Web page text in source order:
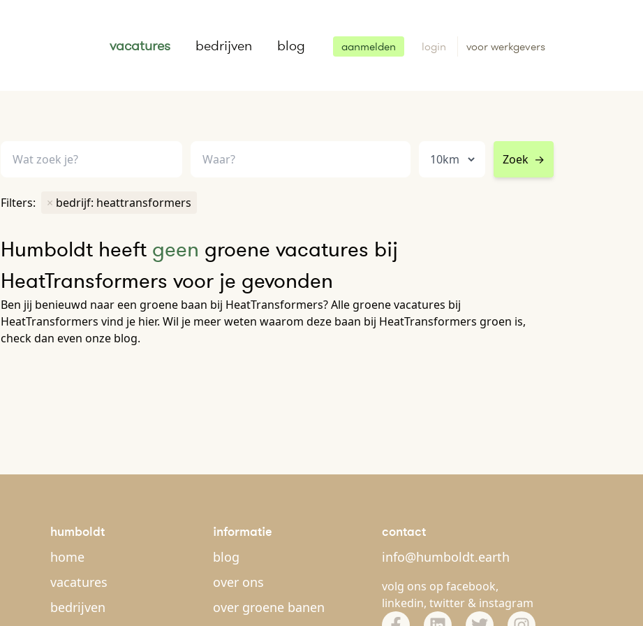
vacatures bedrijven blog aanmelden login voor werkgevers
Zoek →
Filters: × bedrijf: heattransformers
Humboldt heeft geen groene vacatures bij
HeatTransformers voor je gevonden
Ben jij benieuwd naar een groene baan bij HeatTransformers? Alle groene vacatures bij
HeatTransformers vind je hier. Wil je meer weten waarom deze baan bij HeatTransformers groen is,
check dan even onze blog.
humboldt
home
vacatures
bedrijven
informatie
blog
over ons
over groene banen
contact
info@humboldt.earth
volg ons op facebook,
linkedin, twitter & instagram